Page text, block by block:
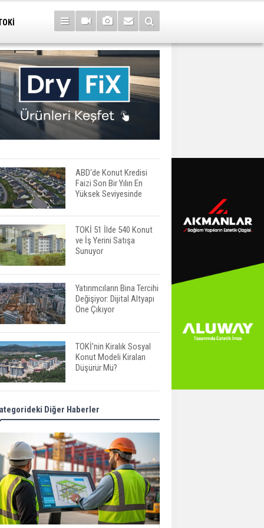
ABD'de Konut Kredisi
Faizi Son Bir Yılın En
Yüksek Seviyesinde
TOKİ 51 İlde 540 Konut
ve İş Yerini Satışa
Sunuyor
Yatırımcıların Bina Tercihi
Değişiyor: Dijital Altyapı
Öne Çıkıyor
TOKİ'nin Kiralık Sosyal
Konut Modeli Kiraları
Düşürür Mü?
İkinci El Konut Fiyatları
İspanya'da Bir Yılda
Konut Satışları Güçlü
Seyrini Korudu Yabancıya
Satış Geriledi
ABD'de İnşaat
Diğer Haberler